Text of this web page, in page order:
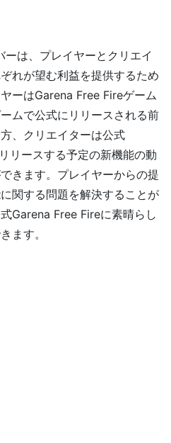
は、プレイヤーとクリエイ
れが望む利益を提供するため
ーはGarena Free Fireゲーム
ムで公式にリリースされる前
、クリエイターは公式
リースする予定の新機能の動
きます。プレイヤーからの提
関する問題を解決することが
Garena Free Fireに素晴らし
ます。